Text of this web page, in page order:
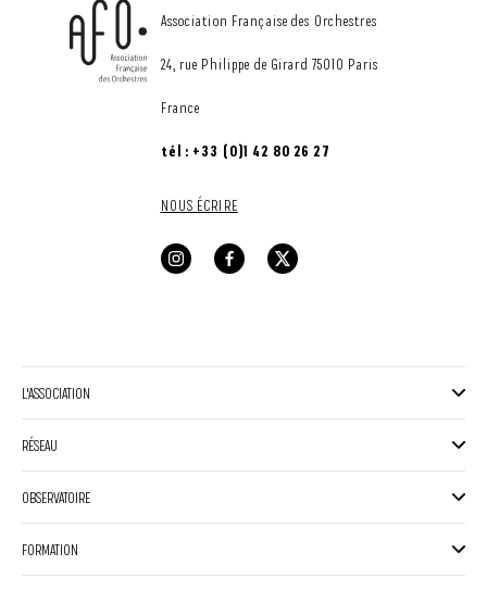
CONTACT
Association Française des Orchestres
24, rue Philippe de Girard 75010 Paris
France
tél : +33 (0)1 42 80 26 27
NOUS ÉCRIRE
L'ASSOCIATION
RÉSEAU
OBSERVATOIRE
FORMATION